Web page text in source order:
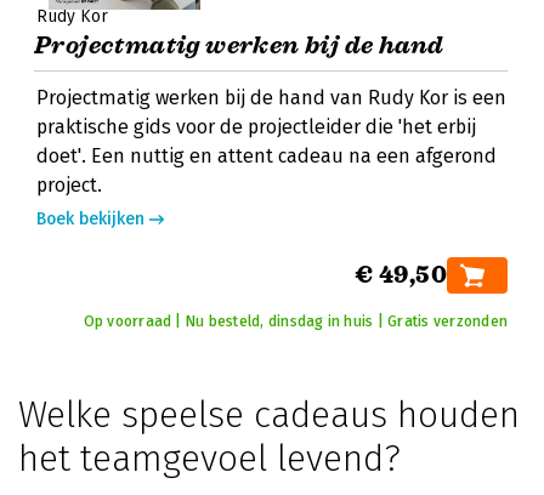
Rudy Kor
Projectmatig werken bij de hand
Projectmatig werken bij de hand van Rudy Kor is een
praktische gids voor de projectleider die 'het erbij
doet'. Een nuttig en attent cadeau na een afgerond
project.
Boek bekijken
€ 49,50
Op voorraad | Nu besteld, dinsdag in huis | Gratis verzonden
Welke speelse cadeaus houden
het teamgevoel levend?